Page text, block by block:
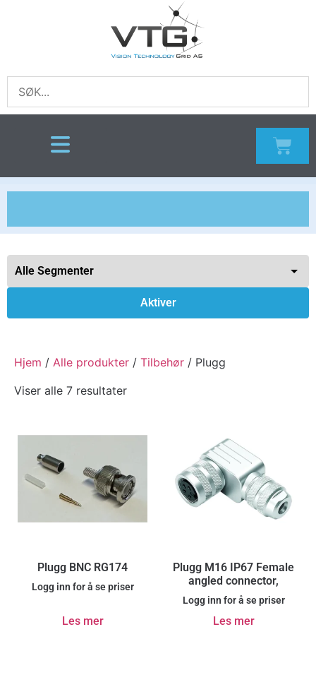
Aktiver
Hjem / Alle produkter / Tilbehør / Plugg
Viser alle 7 resultater
Plugg BNC RG174
Logg inn for å se priser
Les mer
Plugg M16 IP67 Female
angled connector,
Logg inn for å se priser
Les mer